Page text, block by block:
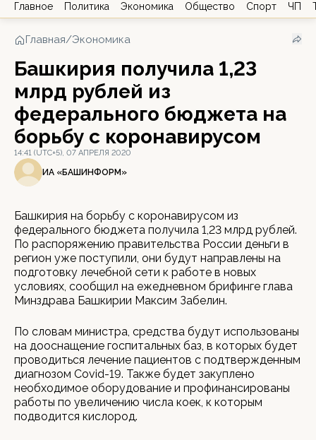
Главное Политика Экономика Общество Спорт ЧП
Главная/Экономика
Башкирия получила 1,23
млрд рублей из
федерального бюджета на
борьбу с коронавирусом
14:41 (UTC+5), 07 АПРЕЛЯ 2020
ИА «БАШИНФОРМ»
Башкирия на борьбу с коронавирусом из
федерального бюджета получила 1,23 млрд рублей.
По распоряжению правительства России деньги в
регион уже поступили, они будут направлены на
подготовку лечебной сети к работе в новых
условиях, сообщил на ежедневном брифинге глава
Минздрава Башкирии Максим Забелин.
По словам министра, средства будут использованы
на дооснащение госпитальных баз, в которых будет
проводиться лечение пациентов с подтвержденным
диагнозом Covid-19. Также будет закуплено
необходимое оборудование и профинансированы
работы по увеличению числа коек, к которым
подводится кислород.